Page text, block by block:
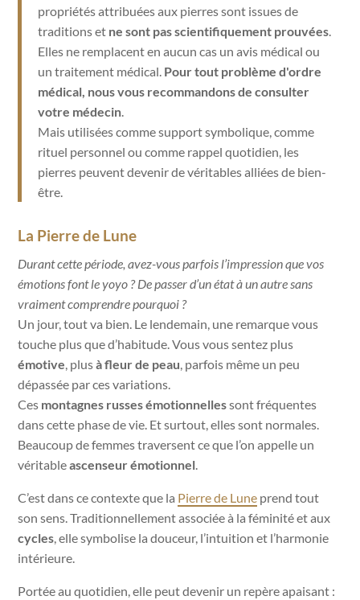
propriétés attribuées aux pierres sont issues de
traditions et ne sont pas scientifiquement prouvées.
Elles ne remplacent en aucun cas un avis médical ou
un traitement médical. Pour tout problème d'ordre
médical, nous vous recommandons de consulter
votre médecin.
Mais utilisées comme support symbolique, comme
rituel personnel ou comme rappel quotidien, les
pierres peuvent devenir de véritables alliées de bien-
être.
La Pierre de Lune
Durant cette période, avez-vous parfois l’impression que vos
émotions font le yoyo ?De passer d’un état à un autre sans
vraiment comprendre pourquoi ?
Un jour, tout va bien. Le lendemain, une remarque vous
touche plus que d’habitude. Vous vous sentez plus
émotive, plusà fleur de peau, parfois même un peu
dépassée par ces variations.
Ces montagnes russes émotionnellessont fréquentes
dans cette phase de vie. Et surtout, elles sont normales.
Beaucoup de femmes traversent ce que l’on appelle un
véritableascenseur émotionnel.
C’est dans ce contexte que la Pierre de Lune prend tout
son sens. Traditionnellement associée à la féminité et aux
cycles, elle symbolise la douceur, l’intuition et l’harmonie
intérieure.
Portée au quotidien, elle peut devenir un repère apaisant :